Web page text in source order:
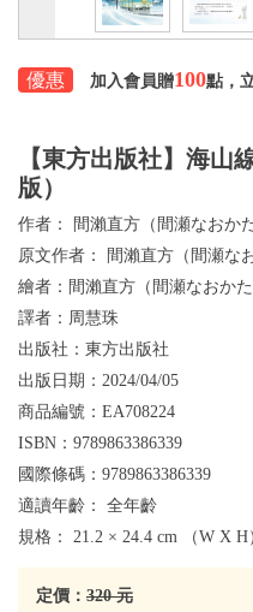
優惠 加入會員贈100點，
【東方出版社】海山
版）
作者：
間瀨直方（間瀬なおか
原文作者：
間瀨直方（間瀬な
繪者： 間瀨直方（間瀬なおかた
譯者： 周慧珠
出版社： 東方出版社
出版日期： 2024/04/05
商品編號： EA708224
ISBN： 9789863386339
國際條碼： 9789863386339
適讀年齡： 全年齡
規格： 21.2 × 24.4 cm （W X
定價： 320 元